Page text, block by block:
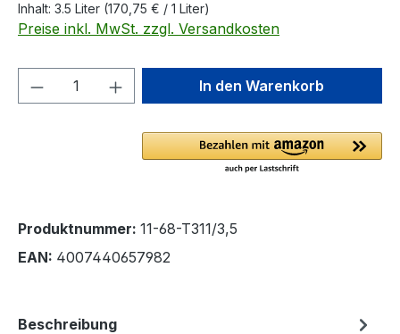
Inhalt: 3.5 Liter (170,75 € / 1 Liter)
Preise inkl. MwSt. zzgl. Versandkosten
Produkt Anzahl: Gib denIn den Warenkorb
Produktnummer: 11-68-T311/3,5
EAN: 4007440657982
Beschreibung